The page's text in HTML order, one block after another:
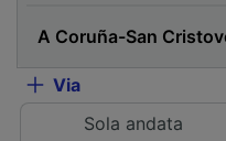
Via
Sola andata